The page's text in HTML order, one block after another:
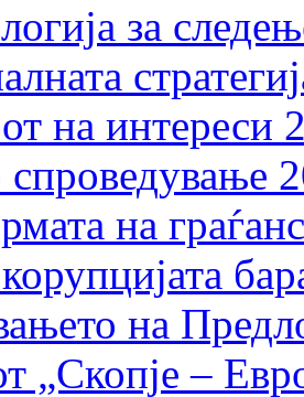
за
на интереси
спроведување
на
на
„Скопје –